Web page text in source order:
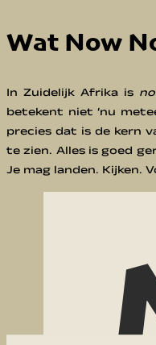
Wat Now
In Zuidelijk Afrika is
betekent niet ‘nu
precies dat is de kern
te zien. Alles is goed
Je mag landen. Kijken.